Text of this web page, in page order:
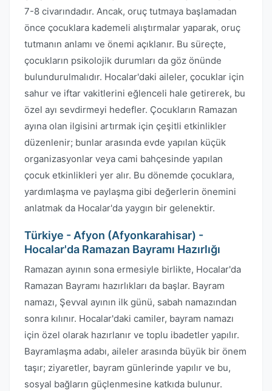
7-8 civarındadır. Ancak, oruç tutmaya başlamadan
önce çocuklara kademeli alıştırmalar yaparak, oruç
tutmanın anlamı ve önemi açıklanır. Bu süreçte,
çocukların psikolojik durumları da göz önünde
bulundurulmalıdır. Hocalar'daki aileler, çocuklar için
sahur ve iftar vakitlerini eğlenceli hale getirerek, bu
özel ayı sevdirmeyi hedefler. Çocukların Ramazan
ayına olan ilgisini artırmak için çeşitli etkinlikler
düzenlenir; bunlar arasında evde yapılan küçük
organizasyonlar veya cami bahçesinde yapılan
çocuk etkinlikleri yer alır. Bu dönemde çocuklara,
yardımlaşma ve paylaşma gibi değerlerin önemini
anlatmak da Hocalar'da yaygın bir gelenektir.
Türkiye - Afyon (Afyonkarahisar) -
Hocalar'da Ramazan Bayramı Hazırlığı
Ramazan ayının sona ermesiyle birlikte, Hocalar'da
Ramazan Bayramı hazırlıkları da başlar. Bayram
namazı, Şevval ayının ilk günü, sabah namazından
sonra kılınır. Hocalar'daki camiler, bayram namazı
için özel olarak hazırlanır ve toplu ibadetler yapılır.
Bayramlaşma adabı, aileler arasında büyük bir önem
taşır; ziyaretler, bayram günlerinde yapılır ve bu,
sosyal bağların güçlenmesine katkıda bulunur.